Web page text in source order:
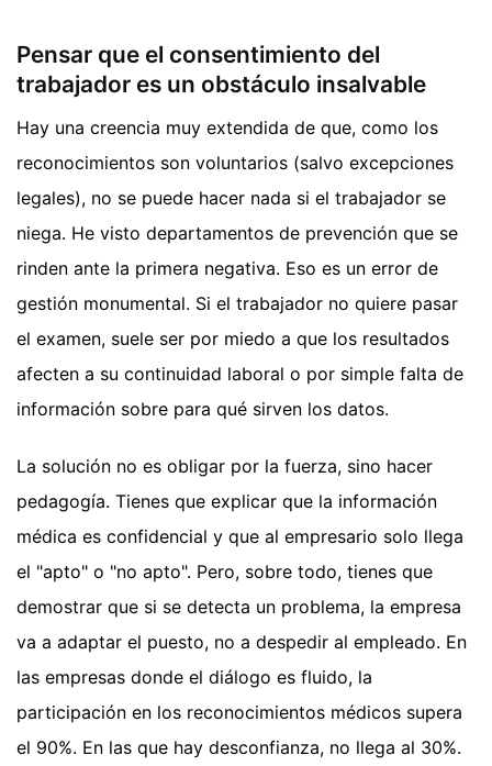
Pensar que el consentimiento del
trabajador es un obstáculo insalvable
Hay una creencia muy extendida de que, como los
reconocimientos son voluntarios (salvo excepciones
legales), no se puede hacer nada si el trabajador se
niega. He visto departamentos de prevención que se
rinden ante la primera negativa. Eso es un error de
gestión monumental. Si el trabajador no quiere pasar
el examen, suele ser por miedo a que los resultados
afecten a su continuidad laboral o por simple falta de
información sobre para qué sirven los datos.
La solución no es obligar por la fuerza, sino hacer
pedagogía. Tienes que explicar que la información
médica es confidencial y que al empresario solo llega
el "apto" o "no apto". Pero, sobre todo, tienes que
demostrar que si se detecta un problema, la empresa
va a adaptar el puesto, no a despedir al empleado. En
las empresas donde el diálogo es fluido, la
participación en los reconocimientos médicos supera
el 90%. En las que hay desconfianza, no llega al 30%.